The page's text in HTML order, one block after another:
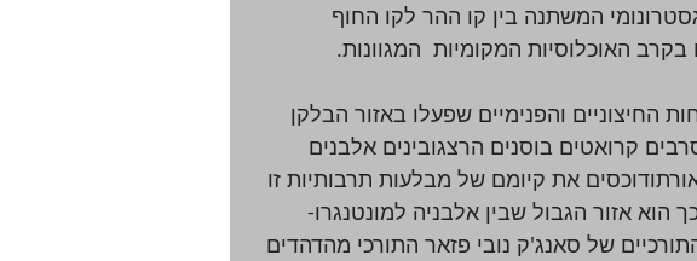
המשתנה בין קו ההר לקו החוף
האוכלוסיות המקומיות  המגוונות.
החיצוניים והפנימיים שפעלו באזור הבלקן
קרואטים בוסנים הרצגובינים אלבנים
את קיומם של מבלעות תרבותיות זו
הוא אזור הגבול שבין אלבניה למונטנגרו-
של סאנג'ק נובי פזאר התורכי מהדהדים